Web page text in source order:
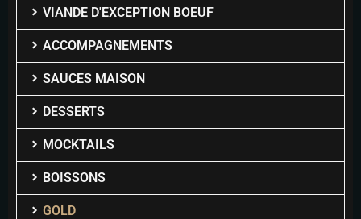
VIANDE D'EXCEPTION BOEUF
ACCOMPAGNEMENTS
SAUCES MAISON
DESSERTS
MOCKTAILS
BOISSONS
GOLD